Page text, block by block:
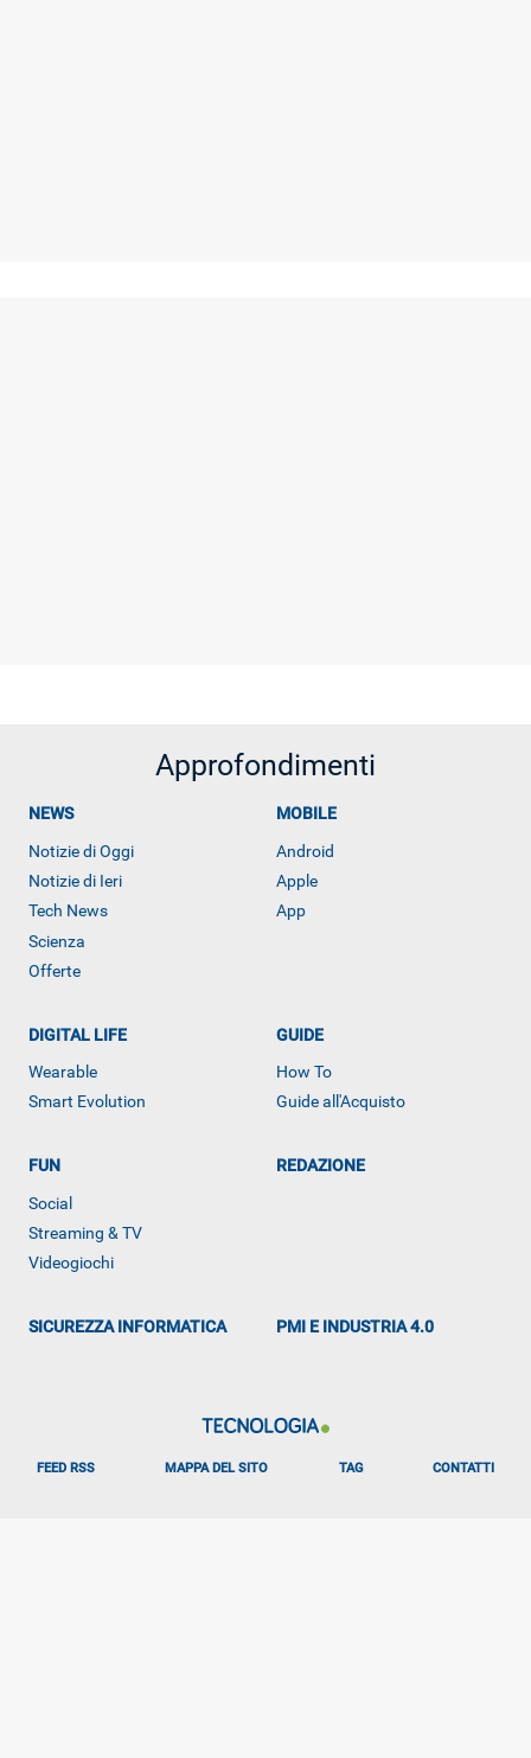
ALTRO
Approfondimenti
NEWS
Notizie di Oggi
Notizie di Ieri
Tech News
Scienza
Offerte
MOBILE
Android
Apple
App
DIGITAL LIFE
Wearable
Smart Evolution
GUIDE
How To
Guide all'Acquisto
FUN
Social
Streaming & TV
Videogiochi
REDAZIONE
SICUREZZA INFORMATICA PMI E INDUSTRIA 4.0
FEED RSS MAPPA DEL SITO TAG CONTATTI